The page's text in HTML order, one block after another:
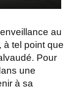
au
à tel point que
Pour
une
à sa